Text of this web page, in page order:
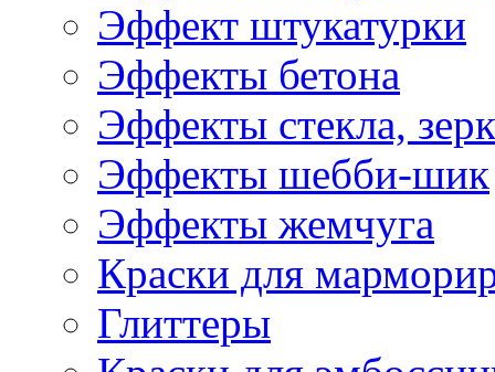
Эффект штукатурки
Эффекты бетона
Эффекты стекла,
Эффекты шебби-шик
Эффекты жемчуга
Краски для
Глиттеры